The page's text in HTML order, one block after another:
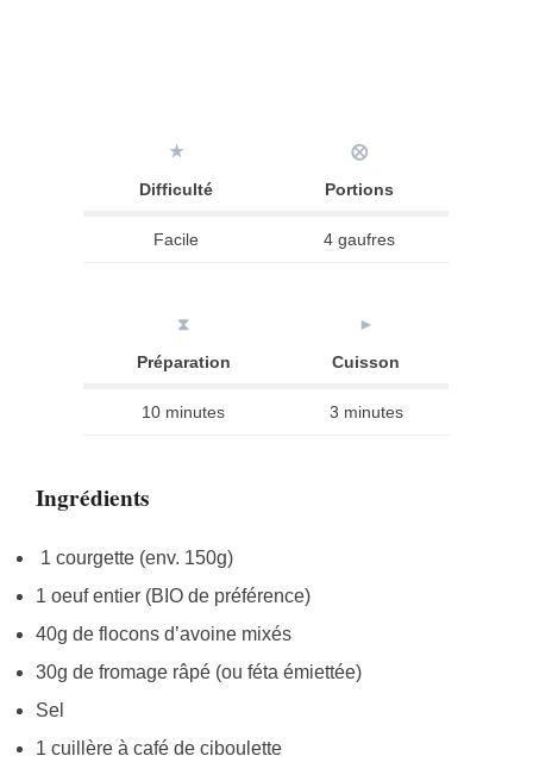
★
Difficulté
⨂
Portions
Facile 4 gaufres
⧗
Préparation
►
Cuisson
10 minutes 3 minutes
Ingrédients
1 courgette (env. 150g)
1 oeuf entier (BIO de préférence)
40g de flocons d’avoine mixés
30g de fromage râpé (ou féta émiettée)
Sel
1 cuillère à café de ciboulette